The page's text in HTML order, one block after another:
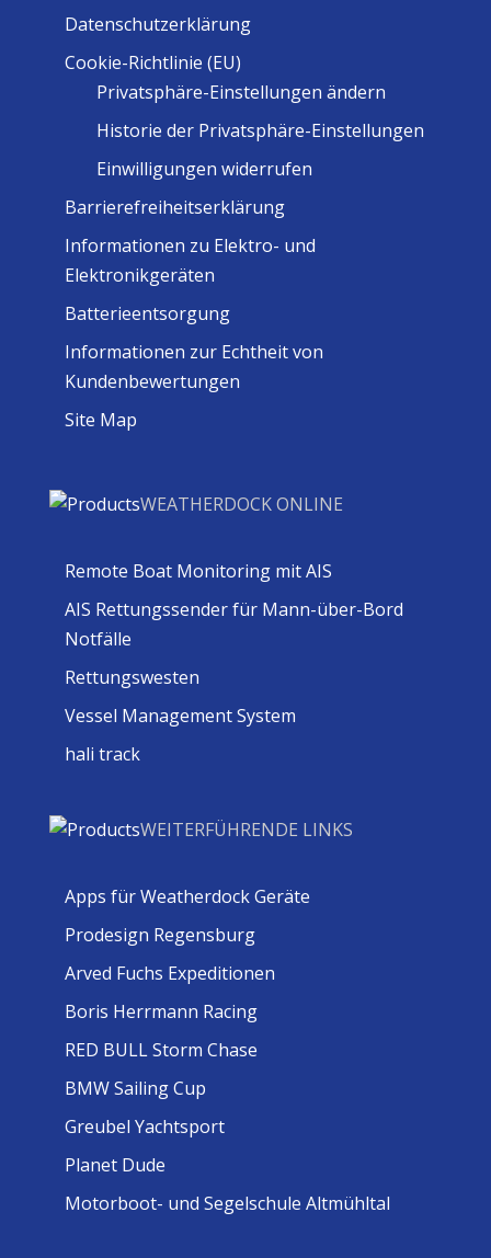
Datenschutzerklärung
Cookie-Richtlinie (EU)
Privatsphäre-Einstellungen ändern
Historie der Privatsphäre-Einstellungen
Einwilligungen widerrufen
Barrierefreiheitserklärung
Informationen zu Elektro- und
Elektronikgeräten
Batterieentsorgung
Informationen zur Echtheit von
Kundenbewertungen
Site Map
WEATHERDOCK ONLINE
Remote Boat Monitoring mit AIS
AIS Rettungssender für Mann-über-Bord
Notfälle
Rettungswesten
Vessel Management System
hali track
WEITERFÜHRENDE LINKS
Apps für Weatherdock Geräte
Prodesign Regensburg
Arved Fuchs Expeditionen
Boris Herrmann Racing
RED BULL Storm Chase
BMW Sailing Cup
Greubel Yachtsport
Planet Dude
Motorboot- und Segelschule Altmühltal